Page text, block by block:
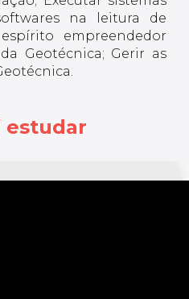
na leitura de
empreendedor
Geotécnica; Gerir as
estudar